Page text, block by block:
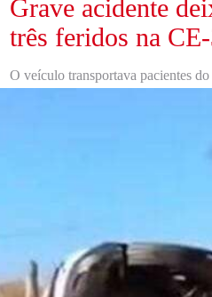
Grave acidente
três feridos na
O veículo transportava pacientes